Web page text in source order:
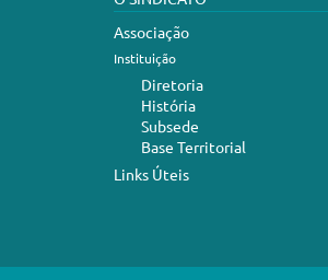
Associação
Instituição
Diretoria
História
Subsede
Base Territorial
Links Úteis